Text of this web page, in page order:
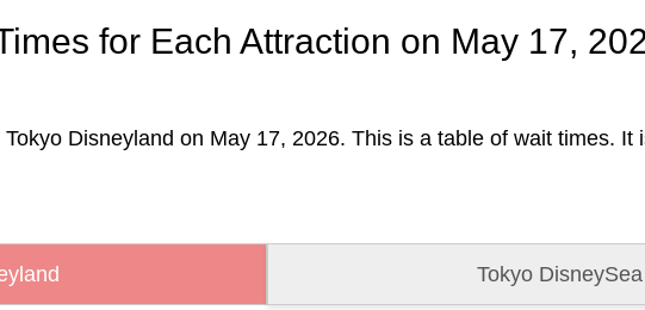
for Each Attraction on May 17,
Disneyland on May 17, 2026. This is a table of wait times. It
Tokyo DisneySea